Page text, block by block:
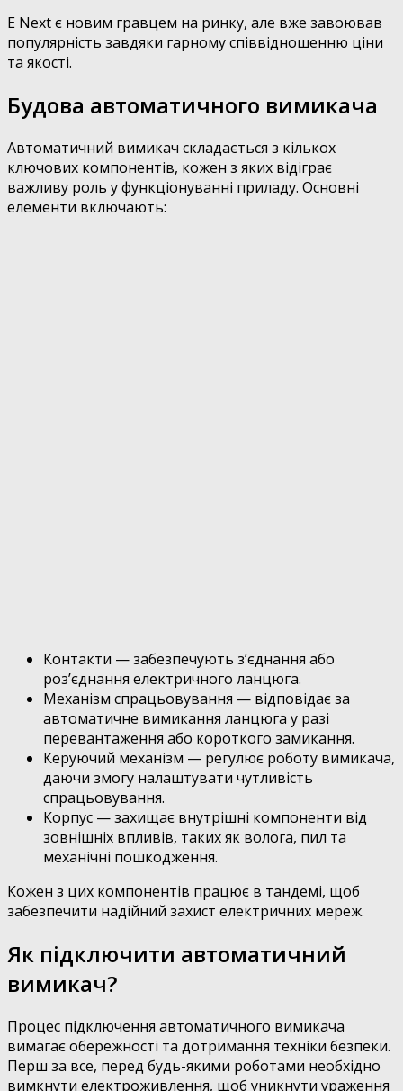
E Next є новим гравцем на ринку, але вже завоював
популярність завдяки гарному співвідношенню ціни
та якості.
Будова автоматичного вимикача
Автоматичний вимикач складається з кількох
ключових компонентів, кожен з яких відіграє
важливу роль у функціонуванні приладу. Основні
елементи включають:
Контакти — забезпечують з’єднання або
роз’єднання електричного ланцюга.
Механізм спрацьовування — відповідає за
автоматичне вимикання ланцюга у разі
перевантаження або короткого замикання.
Керуючий механізм — регулює роботу вимикача,
даючи змогу налаштувати чутливість
спрацьовування.
Корпус — захищає внутрішні компоненти від
зовнішніх впливів, таких як волога, пил та
механічні пошкодження.
Кожен з цих компонентів працює в тандемі, щоб
забезпечити надійний захист електричних мереж.
Як підключити автоматичний
вимикач?
Процес підключення автоматичного вимикача
вимагає обережності та дотримання техніки безпеки.
Перш за все, перед будь-якими роботами необхідно
вимкнути електроживлення, щоб уникнути ураження